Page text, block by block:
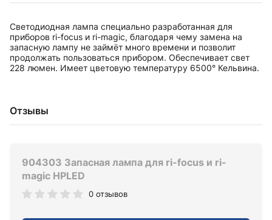
Светодиодная лампа специально разработанная для
приборов ri-focus и ri-magic, благодаря чему замена на
запасную лампу не займёт много времени и позволит
продолжать пользоваться прибором. Обеспечивает свет
228 люмен. Имеет цветовую температуру 6500° Кельвина.
Отзывы
904303 Запасная лампа для ri-focus и ri-
magic HPLED
0 отзывов